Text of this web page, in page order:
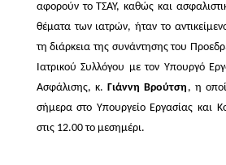
αφορούν το ΤΣΑΥ, καθώς και
θέματα των ιατρών, ήταν το
τη διάρκεια της συνάντησης του
Ιατρικού Συλλόγου με τον Υπουργό
Ασφάλισης, κ.Γιάννη Βρούτση , η
σήμερα στο Υπουργείο Εργασίας και
στις 12.00 το μεσημέρι.